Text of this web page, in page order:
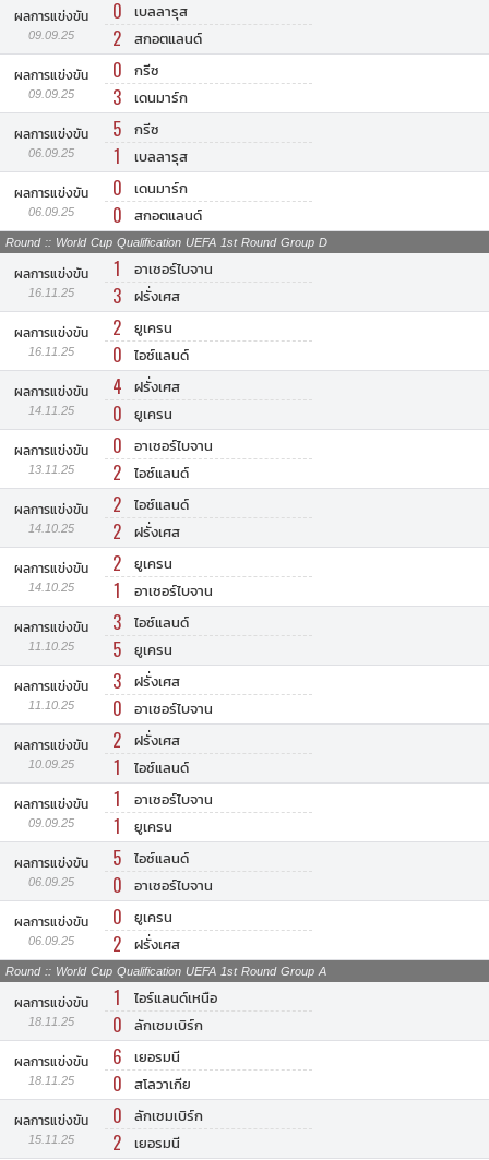
ผลการแข่งขัน
09.09.25
0 เบลลารุส
2 สกอตแลนด์
ผลการแข่งขัน
09.09.25
0 กรีซ
3 เดนมาร์ก
ผลการแข่งขัน
06.09.25
5 กรีซ
1 เบลลารุส
ผลการแข่งขัน
06.09.25
0 เดนมาร์ก
0 สกอตแลนด์
Round :: World Cup Qualification UEFA 1st Round Group D
ผลการแข่งขัน
16.11.25
1 อาเซอร์ไบจาน
3 ฝรั่งเศส
ผลการแข่งขัน
16.11.25
2 ยูเครน
0 ไอซ์แลนด์
ผลการแข่งขัน
14.11.25
4 ฝรั่งเศส
0 ยูเครน
ผลการแข่งขัน
13.11.25
0 อาเซอร์ไบจาน
2 ไอซ์แลนด์
ผลการแข่งขัน
14.10.25
2 ไอซ์แลนด์
2 ฝรั่งเศส
ผลการแข่งขัน
14.10.25
2 ยูเครน
1 อาเซอร์ไบจาน
ผลการแข่งขัน
11.10.25
3 ไอซ์แลนด์
5 ยูเครน
ผลการแข่งขัน
11.10.25
3 ฝรั่งเศส
0 อาเซอร์ไบจาน
ผลการแข่งขัน
10.09.25
2 ฝรั่งเศส
1 ไอซ์แลนด์
ผลการแข่งขัน
09.09.25
1 อาเซอร์ไบจาน
1 ยูเครน
ผลการแข่งขัน
06.09.25
5 ไอซ์แลนด์
0 อาเซอร์ไบจาน
ผลการแข่งขัน
06.09.25
0 ยูเครน
2 ฝรั่งเศส
Round :: World Cup Qualification UEFA 1st Round Group A
ผลการแข่งขัน
18.11.25
1 ไอร์แลนด์เหนือ
0 ลักเซมเบิร์ก
ผลการแข่งขัน
18.11.25
6 เยอรมนี
0 สโลวาเกีย
ผลการแข่งขัน
15.11.25
0 ลักเซมเบิร์ก
2 เยอรมนี